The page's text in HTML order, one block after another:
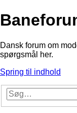
Dansk forum om
spørgsmål her.
Spring til indhold